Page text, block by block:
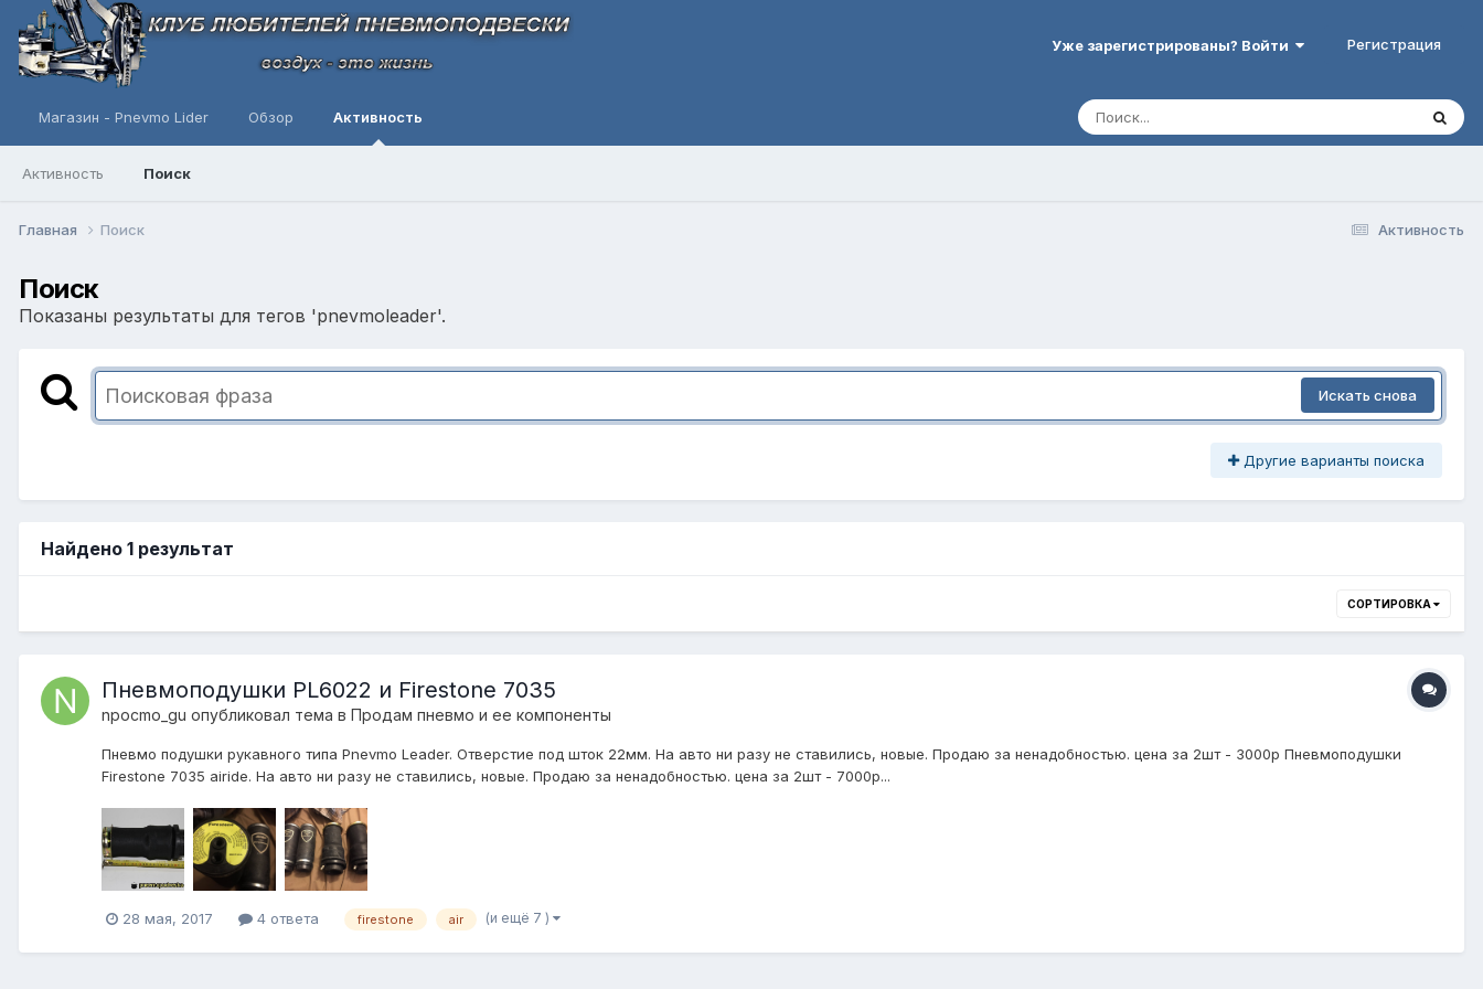
Уже зарегистрированы? Войти Регистрация
Магазин - Pnevmo Lider Обзор Активность
Активность Поиск
Активность
Главная Поиск
Поиск
Показаны результаты для тегов 'pnevmoleader'.
Искать снова
Другие варианты поиска
Найдено 1 результат
СОРТИРОВКА
Пневмоподушки PL6022 и Firestone 7035
npocmo_gu опубликовал тема в Продам пневмо и ее компоненты
Пневмо подушки рукавного типа Pnevmo Leader. Отверстие под шток 22мм. На авто ни разу не ставились, новые. Продаю за ненадобностью. цена за 2шт - 3000р Пневмоподушки
Firestone 7035 airide. На авто ни разу не ставились, новые. Продаю за ненадобностью. цена за 2шт - 7000р...
28 мая, 2017 4 ответа firestone air (и ещё 7 )